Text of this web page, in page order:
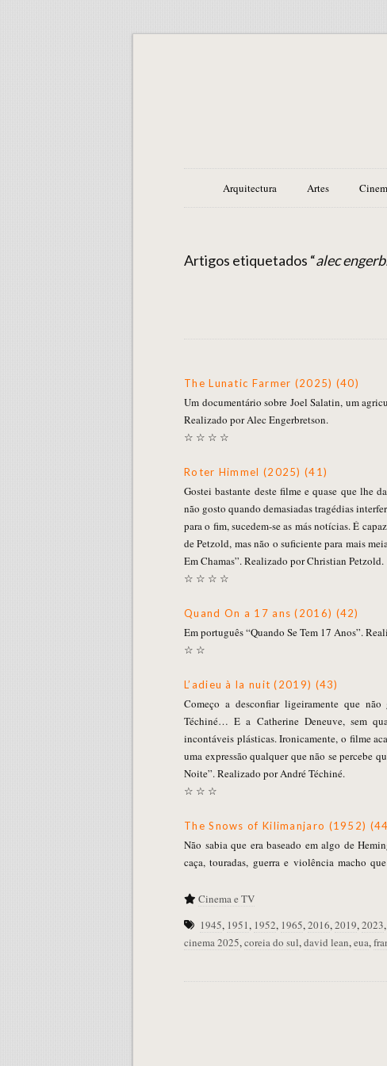
Arquitectura Artes
Artigos etiquetados “alec
The Lunatic Farmer (2025) (40)
Um documentário sobre Joel Salatin, um
Realizado por Alec Engerbretson.
☆ ☆ ☆ ☆
Roter Himmel (2025) (41)
Gostei bastante deste filme e quase que lhe
não gosto quando demasiadas tragédias
para o fim, sucedem-se as más notícias. É
de Petzold, mas não o suficiente para mais
Em Chamas”. Realizado por Christian Petzold.
☆ ☆ ☆ ☆
Quand On a 17 ans (2016) (42)
Em português “Quando Se Tem 17 Anos”.
☆ ☆
L’adieu à la nuit (2019) (43)
Começo a desconfiar ligeiramente que
Téchiné… E a Catherine Deneuve, sem
incontáveis plásticas. Ironicamente, o filme
uma expressão qualquer que não se percebe
Noite”. Realizado por André Téchiné.
☆ ☆ ☆
The Snows of Kilimanjaro (1952)
Não sabia que era baseado em algo de
caça, touradas, guerra e violência macho
Cinema e TV
1945, 1951, 1952, 1965,2016,2019,2023,
cinema 2025,coreia do sul,david lean,eua,